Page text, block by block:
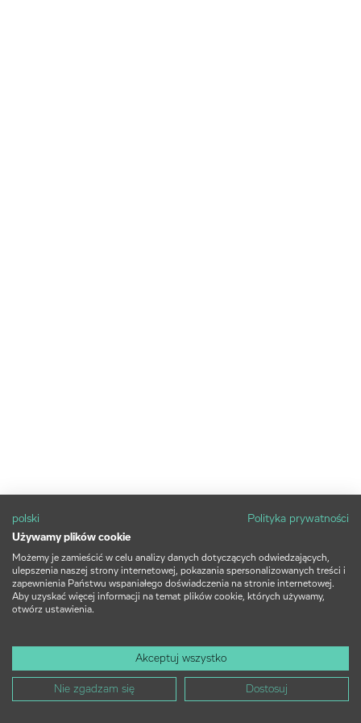
polski
Polityka prywatności
Używamy plików cookie
Możemy je zamieścić w celu analizy danych dotyczących odwiedzających,
ulepszenia naszej strony internetowej, pokazania spersonalizowanych treści i
zapewnienia Państwu wspaniałego doświadczenia na stronie internetowej.
Aby uzyskać więcej informacji na temat plików cookie, których używamy,
otwórz ustawienia.
Akceptuj wszystko
Nie zgadzam się Dostosuj